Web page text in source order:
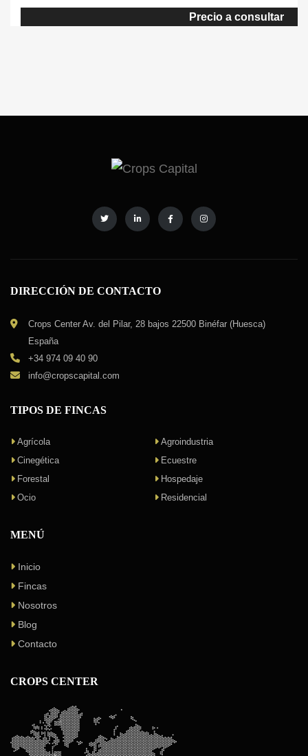
zonas llanas donde se muestran los parajes más representativos
de Extremadura. Esta dehesa de 845 ha. ofrece abundantes
Precio a consultar
DIRECCIÓN DE CONTACTO
Crops Center Av. del Pilar, 28 bajos 22500 Binéfar (Huesca)
España
+34 974 09 40 90
info@cropscapital.com
TIPOS DE FINCAS
Agrícola
Agroindustria
Cinegética
Ecuestre
Forestal
Hospedaje
Ocio
Residencial
MENÚ
Inicio
Fincas
Nosotros
Blog
Contacto
CROPS CENTER